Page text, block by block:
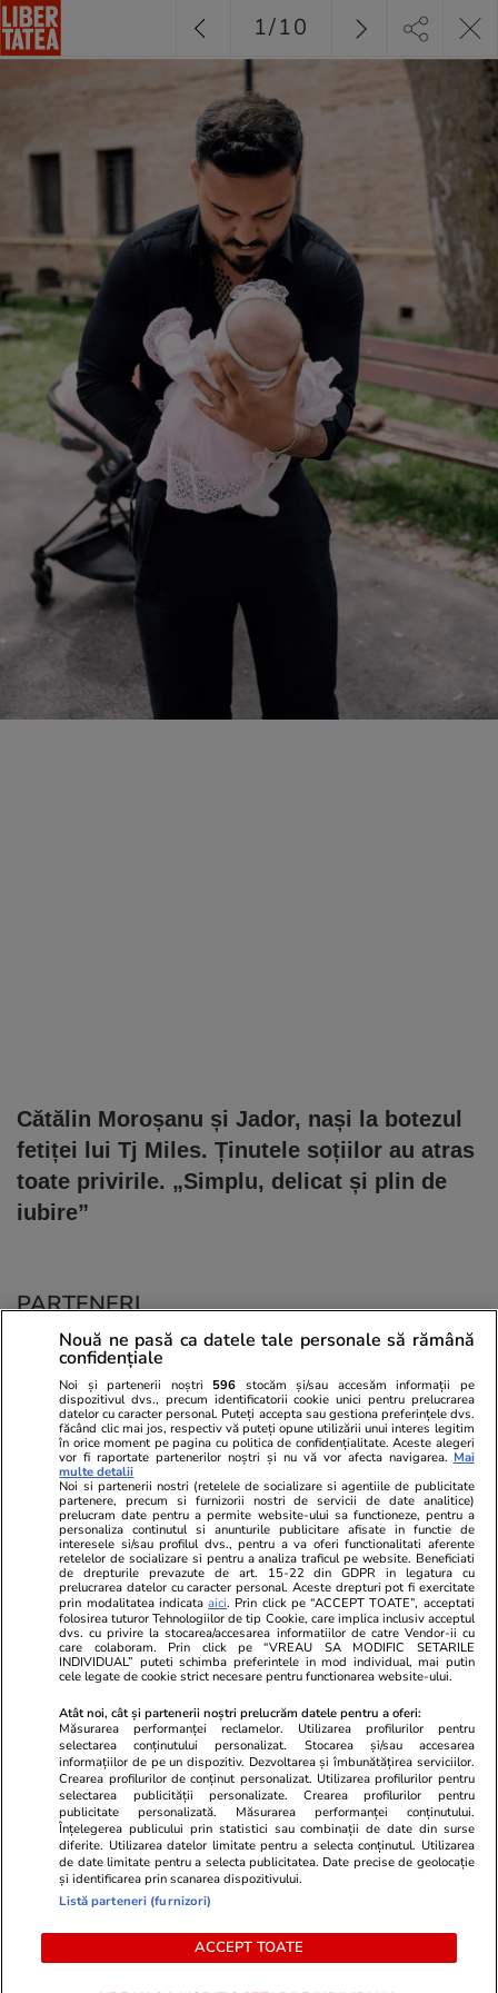
Cătălin Moroșanu și Jador, nași la botezul
fetiței lui Tj Miles. Ținutele soțiilor au atras
toate privirile. „Simplu, delicat și plin de
iubire”
1/10
PARTENERI
Viva.ro
"Nici acum nu îi știu bine. Nu îi știu familia".
A tăcut luni întregi, dar acum Gina Matache a
spus adevărul despre relația cu ginerele ei,
Radu Siffr...
Unica.ro
Nu și ei! S-au
căsnicie! Cei doi
secret. Nimeni
motiv al
© 2026 Ringier Romania. Toate drepturile rezervate
Actualizare preferințe cookies
Nouă ne pasă ca datele tale personale să rămână
confidențiale
Noi și partenerii noștri 596 stocăm și/sau accesăm informații pe
dispozitivul dvs., precum identificatorii cookie unici pentru prelucrarea
datelor cu caracter personal. Puteți accepta sau gestiona preferințele dvs.
făcând clic mai jos, respectiv vă puteți opune utilizării unui interes legitim
în orice moment pe pagina cu politica de confidențialitate. Aceste alegeri
vor fi raportate partenerilor noștri și nu vă vor afecta navigarea. Mai
multe detalii
Noi si partenerii nostri (retelele de socializare si agentiile de publicitate
partenere, precum si furnizorii nostri de servicii de date analitice)
prelucram date pentru a permite website-ului sa functioneze, pentru a
personaliza continutul si anunturile publicitare afisate in functie de
interesele si/sau profilul dvs., pentru a va oferi functionalitati aferente
retelelor de socializare si pentru a analiza traficul pe website. Beneficiati
de drepturile prevazute de art. 15-22 din GDPR in legatura cu
prelucrarea datelor cu caracter personal. Aceste drepturi pot fi exercitate
prin modalitatea indicataaici. Prin click pe “ACCEPT TOATE”, acceptati
folosirea tuturor Tehnologiilor de tip Cookie, care implica inclusiv acceptul
dvs. cu privire la stocarea/accesarea informatiilor de catre Vendor-ii cu
care colaboram. Prin click pe “VREAU SA MODIFIC SETARILE
INDIVIDUAL” puteti schimba preferintele in mod individual, mai putin
cele legate de cookie strict necesare pentru functionarea website-ului.
Atât noi, cât și partenerii noștri prelucrăm datele pentru a oferi:
Măsurarea performanței reclamelor. Utilizarea profilurilor pentru
selectarea conținutului personalizat. Stocarea și/sau accesarea
informațiilor de pe un dispozitiv. Dezvoltarea și îmbunătățirea serviciilor.
Crearea profilurilor de conținut personalizat. Utilizarea profilurilor pentru
selectarea publicității personalizate. Crearea profilurilor pentru
publicitate personalizată. Măsurarea performanței conținutului.
Înțelegerea publicului prin statistici sau combinații de date din surse
diferite. Utilizarea datelor limitate pentru a selecta conținutul. Utilizarea
de date limitate pentru a selecta publicitatea. Date precise de geolocație
și identificarea prin scanarea dispozitivului.
Listă parteneri (furnizori)
ACCEPT TOATE